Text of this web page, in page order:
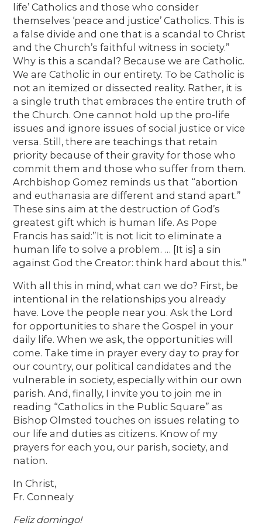
life’ Catholics and those who consider
themselves ‘peace and justice’ Catholics. This is
a false divide and one that is a scandal to Christ
and the Church’s faithful witness in society.”
Why is this a scandal? Because we are Catholic.
We are Catholic in our entirety. To be Catholic is
not an itemized or dissected reality. Rather, it is
a single truth that embraces the entire truth of
the Church. One cannot hold up the pro-life
issues and ignore issues of social justice or vice
versa. Still, there are teachings that retain
priority because of their gravity for those who
commit them and those who suffer from them.
Archbishop Gomez reminds us that “abortion
and euthanasia are different and stand apart.”
These sins aim at the destruction of God’s
greatest gift which is human life. As Pope
Francis has said:”It is not licit to eliminate a
human life to solve a problem. … [It is] a sin
against God the Creator: think hard about this.”
With all this in mind, what can we do? First, be
intentional in the relationships you already
have. Love the people near you. Ask the Lord
for opportunities to share the Gospel in your
daily life. When we ask, the opportunities will
come. Take time in prayer every day to pray for
our country, our political candidates and the
vulnerable in society, especially within our own
parish. And, finally, I invite you to join me in
reading “Catholics in the Public Square” as
Bishop Olmsted touches on issues relating to
our life and duties as citizens. Know of my
prayers for each you, our parish, society, and
nation.
In Christ,
Fr. Connealy
Feliz domingo!